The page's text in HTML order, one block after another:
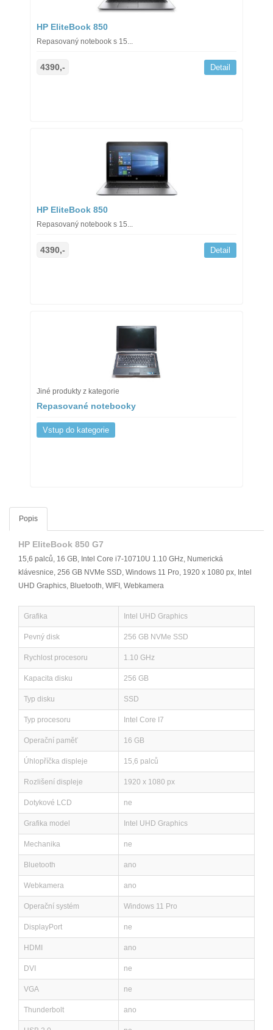
HP EliteBook 850
Repasovaný notebook s 15...
4390,- Detail
HP EliteBook 850
Repasovaný notebook s 15...
4390,- Detail
Jiné produkty z kategorie
Repasované notebooky
Vstup do kategorie
Popis
HP EliteBook 850 G7
15,6 palců, 16 GB, Intel Core i7-10710U 1.10 GHz, Numerická
klávesnice, 256 GB NVMe SSD, Windows 11 Pro, 1920 x 1080 px, Intel
UHD Graphics, Bluetooth, WIFI, Webkamera
Grafika Intel UHD Graphics
Pevný disk 256 GB NVMe SSD
Rychlost procesoru 1.10 GHz
Kapacita disku 256 GB
Typ disku SSD
Typ procesoru Intel Core I7
Operační paměť 16 GB
Úhlopříčka displeje 15,6 palců
Rozlišení displeje 1920 x 1080 px
Dotykové LCD ne
Grafika model Intel UHD Graphics
Mechanika ne
Bluetooth ano
Webkamera ano
Operační systém Windows 11 Pro
DisplayPort ne
HDMI ano
DVI ne
VGA ne
Thunderbolt ano